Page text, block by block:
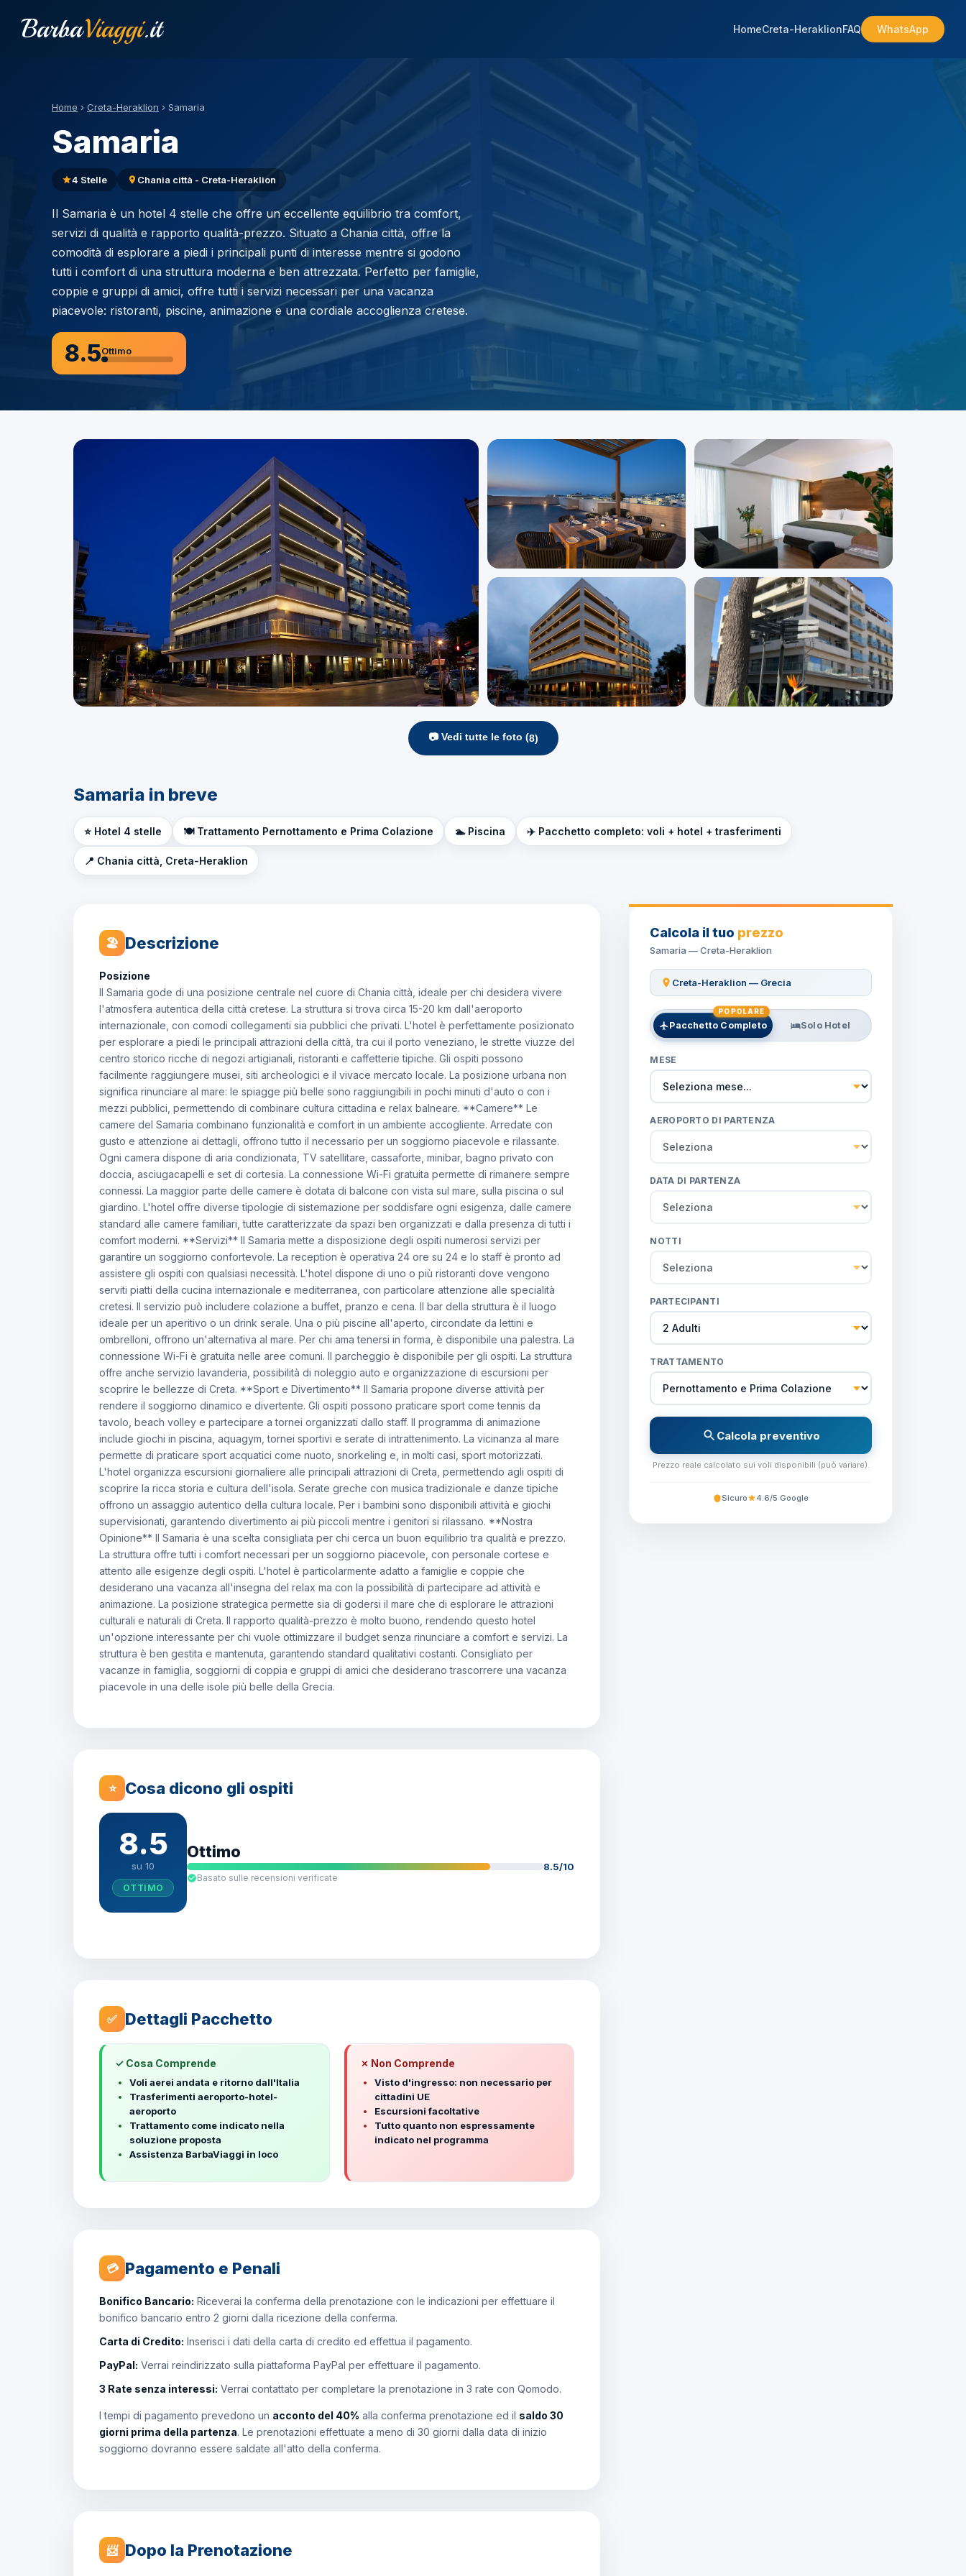
BarbaViaggi.it HomeCreta-HeraklionFAQ WhatsApp
Home › Creta-Heraklion › Samaria
Samaria
4 Stelle Chania città - Creta-Heraklion
Il Samaria è un hotel 4 stelle che offre un eccellente equilibrio tra comfort,
servizi di qualità e rapporto qualità-prezzo. Situato a Chania città, offre la
comodità di esplorare a piedi i principali punti di interesse mentre si godono
tutti i comfort di una struttura moderna e ben attrezzata. Perfetto per famiglie,
coppie e gruppi di amici, offre tutti i servizi necessari per una vacanza
piacevole: ristoranti, piscine, animazione e una cordiale accoglienza cretese.
8.5Ottimo
📷 Vedi tutte le foto (8)
Samaria in breve
⭐ Hotel 4 stelle 🍽️ Trattamento Pernottamento e Prima Colazione 🏊 Piscina ✈️ Pacchetto completo: voli + hotel + trasferimenti
📍 Chania città, Creta-Heraklion
🏖 Descrizione
Posizione
Il Samaria gode di una posizione centrale nel cuore di Chania città, ideale per chi desidera vivere
l'atmosfera autentica della città cretese. La struttura si trova circa 15-20 km dall'aeroporto
internazionale, con comodi collegamenti sia pubblici che privati. L'hotel è perfettamente posizionato
per esplorare a piedi le principali attrazioni della città, tra cui il porto veneziano, le strette viuzze del
centro storico ricche di negozi artigianali, ristoranti e caffetterie tipiche. Gli ospiti possono
facilmente raggiungere musei, siti archeologici e il vivace mercato locale. La posizione urbana non
significa rinunciare al mare: le spiagge più belle sono raggiungibili in pochi minuti d'auto o con i
mezzi pubblici, permettendo di combinare cultura cittadina e relax balneare. **Camere** Le
camere del Samaria combinano funzionalità e comfort in un ambiente accogliente. Arredate con
gusto e attenzione ai dettagli, offrono tutto il necessario per un soggiorno piacevole e rilassante.
Ogni camera dispone di aria condizionata, TV satellitare, cassaforte, minibar, bagno privato con
doccia, asciugacapelli e set di cortesia. La connessione Wi-Fi gratuita permette di rimanere sempre
connessi. La maggior parte delle camere è dotata di balcone con vista sul mare, sulla piscina o sul
giardino. L'hotel offre diverse tipologie di sistemazione per soddisfare ogni esigenza, dalle camere
standard alle camere familiari, tutte caratterizzate da spazi ben organizzati e dalla presenza di tutti i
comfort moderni. **Servizi** Il Samaria mette a disposizione degli ospiti numerosi servizi per
garantire un soggiorno confortevole. La reception è operativa 24 ore su 24 e lo staff è pronto ad
assistere gli ospiti con qualsiasi necessità. L'hotel dispone di uno o più ristoranti dove vengono
serviti piatti della cucina internazionale e mediterranea, con particolare attenzione alle specialità
cretesi. Il servizio può includere colazione a buffet, pranzo e cena. Il bar della struttura è il luogo
ideale per un aperitivo o un drink serale. Una o più piscine all'aperto, circondate da lettini e
ombrelloni, offrono un'alternativa al mare. Per chi ama tenersi in forma, è disponibile una palestra. La
connessione Wi-Fi è gratuita nelle aree comuni. Il parcheggio è disponibile per gli ospiti. La struttura
offre anche servizio lavanderia, possibilità di noleggio auto e organizzazione di escursioni per
scoprire le bellezze di Creta. **Sport e Divertimento** Il Samaria propone diverse attività per
rendere il soggiorno dinamico e divertente. Gli ospiti possono praticare sport come tennis da
tavolo, beach volley e partecipare a tornei organizzati dallo staff. Il programma di animazione
include giochi in piscina, aquagym, tornei sportivi e serate di intrattenimento. La vicinanza al mare
permette di praticare sport acquatici come nuoto, snorkeling e, in molti casi, sport motorizzati.
L'hotel organizza escursioni giornaliere alle principali attrazioni di Creta, permettendo agli ospiti di
scoprire la ricca storia e cultura dell'isola. Serate greche con musica tradizionale e danze tipiche
offrono un assaggio autentico della cultura locale. Per i bambini sono disponibili attività e giochi
supervisionati, garantendo divertimento ai più piccoli mentre i genitori si rilassano. **Nostra
Opinione** Il Samaria è una scelta consigliata per chi cerca un buon equilibrio tra qualità e prezzo.
La struttura offre tutti i comfort necessari per un soggiorno piacevole, con personale cortese e
attento alle esigenze degli ospiti. L'hotel è particolarmente adatto a famiglie e coppie che
desiderano una vacanza all'insegna del relax ma con la possibilità di partecipare ad attività e
animazione. La posizione strategica permette sia di godersi il mare che di esplorare le attrazioni
culturali e naturali di Creta. Il rapporto qualità-prezzo è molto buono, rendendo questo hotel
un'opzione interessante per chi vuole ottimizzare il budget senza rinunciare a comfort e servizi. La
struttura è ben gestita e mantenuta, garantendo standard qualitativi costanti. Consigliato per
vacanze in famiglia, soggiorni di coppia e gruppi di amici che desiderano trascorrere una vacanza
piacevole in una delle isole più belle della Grecia.
⭐ Cosa dicono gli ospiti
8.5
su 10
OTTIMO
Ottimo
8.5/10
Basato sulle recensioni verificate
✅ Dettagli Pacchetto
✓ Cosa Comprende
Voli aerei andata e ritorno dall'Italia
Trasferimenti aeroporto-hotel-
aeroporto
Trattamento come indicato nella
soluzione proposta
Assistenza BarbaViaggi in loco
✗ Non Comprende
Visto d'ingresso: non necessario per
cittadini UE
Escursioni facoltative
Tutto quanto non espressamente
indicato nel programma
💳 Pagamento e Penali
Bonifico Bancario: Riceverai la conferma della prenotazione con le indicazioni per effettuare il
bonifico bancario entro 2 giorni dalla ricezione della conferma.
Carta di Credito: Inserisci i dati della carta di credito ed effettua il pagamento.
PayPal: Verrai reindirizzato sulla piattaforma PayPal per effettuare il pagamento.
3 Rate senza interessi: Verrai contattato per completare la prenotazione in 3 rate con Qomodo.
I tempi di pagamento prevedono un acconto del 40% alla conferma prenotazione ed il saldo 30
giorni prima della partenza. Le prenotazioni effettuate a meno di 30 giorni dalla data di inizio
soggiorno dovranno essere saldate all'atto della conferma.
📨 Dopo la Prenotazione
Calcola il tuo prezzo
Samaria — Creta-Heraklion
Creta-Heraklion — Grecia
Pacchetto Completo
POPOLARE
Solo Hotel
MESE
AEROPORTO DI PARTENZA
DATA DI PARTENZA
NOTTI
PARTECIPANTI
TRATTAMENTO
Calcola preventivo
Prezzo reale calcolato sui voli disponibili (può variare).
Sicuro 4.6/5 Google